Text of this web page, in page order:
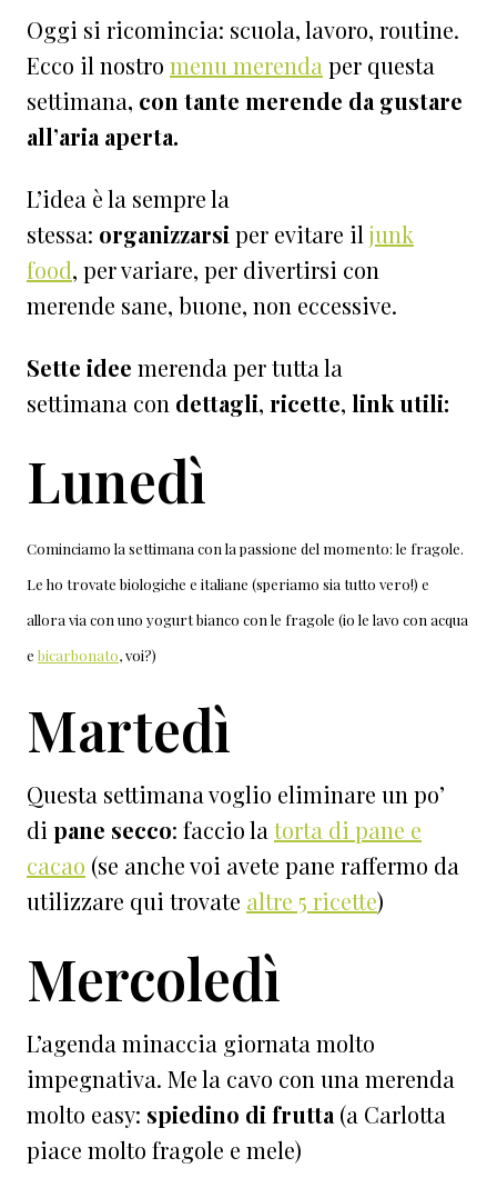
Oggi si ricomincia: scuola, lavoro, routine.
Ecco il nostro menu merendaper questa
settimana, con tante merende da gustare
all’aria aperta.
L’idea è la sempre la
stessa: organizzarsiper evitare iljunk
food, per variare, per divertirsi con
merende sane, buone, non eccessive.
Sette idee merenda per tutta la
settimana con dettagli, ricette, link utili:
Lunedì
Cominciamo la settimana con la passione del momento: le fragole.
Le ho trovate biologiche e italiane (speriamo sia tutto vero!) e
allora via con uno yogurt bianco con le fragole (io le lavo con acqua
e bicarbonato, voi?)
Martedì
Questa settimana voglio eliminare un po’
di pane secco: faccio latorta di pane e
cacao (se anche voi avete pane raffermo da
utilizzare qui trovate altre 5 ricette)
Mercoledì
L’agenda minaccia giornata molto
impegnativa. Me la cavo con una merenda
molto easy: spiedino di frutta(a Carlotta
piace molto fragole e mele)